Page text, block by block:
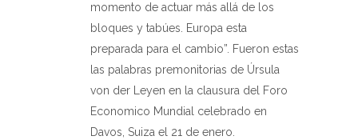
momento de actuar más allá de los
bloques y tabúes. Europa esta
preparada para el cambio”. Fueron estas
las palabras premonitorias de Úrsula
von der Leyen en la clausura del Foro
Economico Mundial celebrado en
Davos, Suiza el 21 de enero.